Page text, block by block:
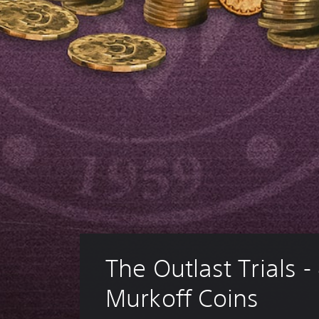
The Outlast Trials
Murkoff Coins